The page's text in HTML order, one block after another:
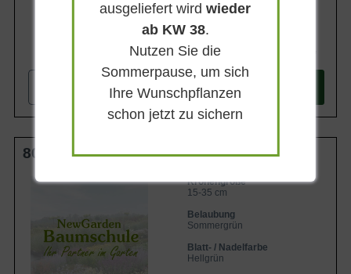
+ In den
80 cm Stamm C4
Kronengröße
15-35 cm
Belaubung
Sommergrün
Blatt- / Nadelfarbe
Hellgrün
ausgeliefert wirdwieder
ab KW 38.
Nutzen Sie die
Sommerpause, um sich
Ihre Wunschpflanzen
schon jetzt zu sichern